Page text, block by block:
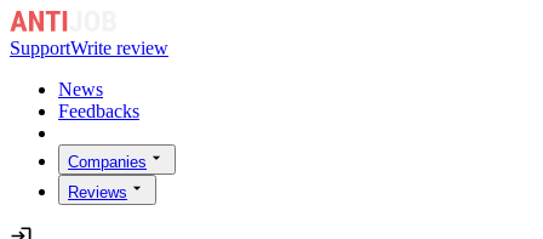
SupportWrite review
News
Feedbacks
Companies
Reviews